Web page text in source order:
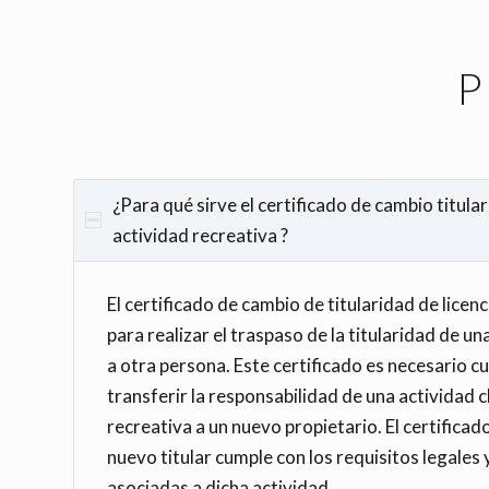
¿Para qué sirve el certificado de cambio
actividad recreativa ?
El certificado de cambio de titularidad de
para realizar el traspaso de la titularidad de
a otra persona. Este certificado es necesario
transferir la responsabilidad de una actividad
recreativa a un nuevo propietario. El
nuevo titular cumple con los requisitos legales